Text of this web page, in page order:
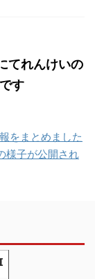
てれんけいの
す
をまとめました
様子が公開され